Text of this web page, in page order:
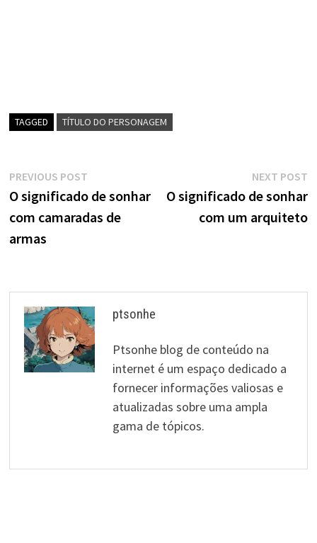
TAGGED TÍTULO DO PERSONAGEM
Navegação
de
artigos
PREVIOUS POSTPrevious
post:
O significado de sonhar
com camaradas de
armas
NEXT POST
O significado de sonhar
com um arquiteto
ptsonhe
Ptsonhe blog de conteúdo na
internet é um espaço dedicado a
fornecer informações valiosas e
atualizadas sobre uma ampla
gama de tópicos.